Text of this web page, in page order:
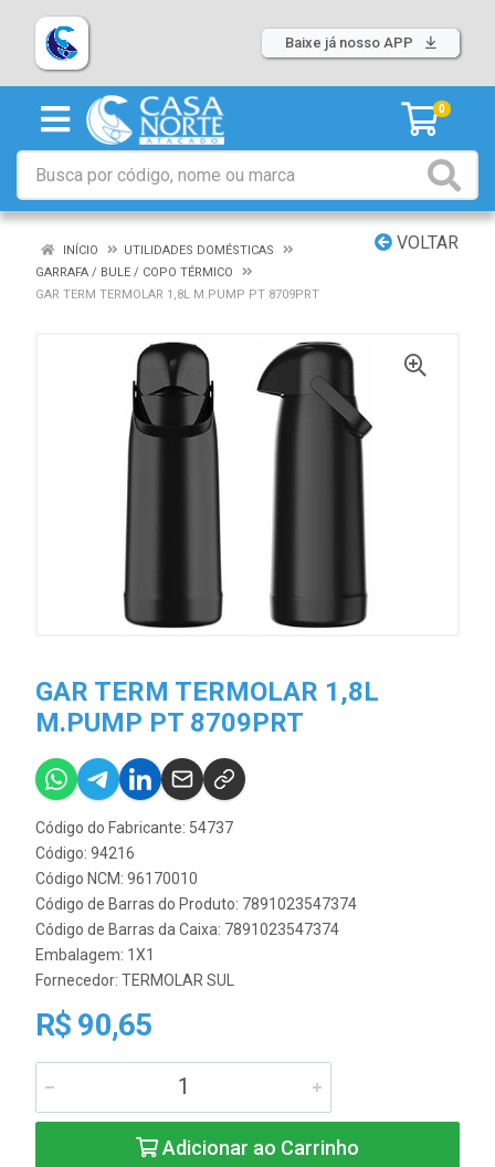
Baixe já nosso APP
0
VOLTAR
INÍCIO
UTILIDADES DOMÉSTICAS
GARRAFA / BULE / COPO TÉRMICO
GAR TERM TERMOLAR 1,8L M.PUMP PT 8709PRT
GAR TERM TERMOLAR 1,8L
M.PUMP PT 8709PRT
Código do Fabricante: 54737
Código: 94216
Código NCM: 96170010
Código de Barras do Produto: 7891023547374
Código de Barras da Caixa: 7891023547374
Embalagem: 1X1
Fornecedor: TERMOLAR SUL
R$ 90,65
Adicionar ao Carrinho